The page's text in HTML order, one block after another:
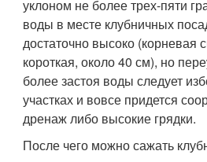
уклоном не более трех-пяти
воды в месте клубничных
достаточно высоко (корневая
короткая, около 40 см), но
более застоя воды следует
участках и вовсе придется
дренаж либо высокие грядки.
После чего можно сажать